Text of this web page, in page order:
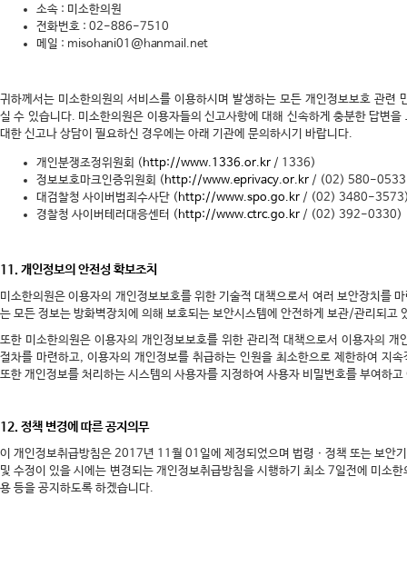
소속 : 미소한의원
전화번호 : 02-886-7510
메일 : misohani01@hanmail.net
귀하께서는 미소한의원의 서비스를 이용하시며 발생하는 모든 개인정보보호 관련
실 수 있습니다. 미소한의원은 이용자들의 신고사항에 대해 신속하게 충분한 답변
대한 신고나 상담이 필요하신 경우에는 아래 기관에 문의하시기 바랍니다.
개인분쟁조정위원회 (http://www.1336.or.kr / 1336)
정보보호마크인증위원회 (http://www.eprivacy.or.kr / (02) 580-
대검찰청 사이버범죄수사단 (http://www.spo.go.kr / (02) 3480-
경찰청 사이버테러대응센터 (http://www.ctrc.go.kr / (02) 392-0330)
11. 개인정보의 안전성 확보조치
미소한의원은 이용자의 개인정보보호를 위한 기술적 대책으로서 여러 보안장치를
는 모든 정보는 방화벽장치에 의해 보호되는 보안시스템에 안전하게 보관/관리되고
또한 미소한의원은 이용자의 개인정보보호를 위한 관리적 대책으로서 이용자의 개
절차를 마련하고, 이용자의 개인정보를 취급하는 인원을 최소한으로 제한하여 지
또한 개인정보를 처리하는 시스템의 사용자를 지정하여 사용자 비밀번호를 부여하
12. 정책 변경에 따른 공지의무
이 개인정보취급방침은 2017년 11월 01일에 제정되었으며 법령ㆍ정책 또는 보안
및 수정이 있을 시에는 변경되는 개인정보취급방침을 시행하기 최소 7일전에 미소
용 등을 공지하도록 하겠습니다.